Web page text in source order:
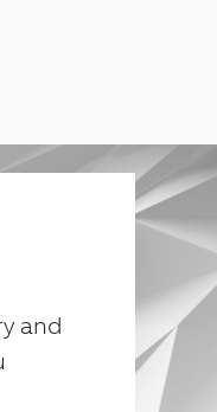
and